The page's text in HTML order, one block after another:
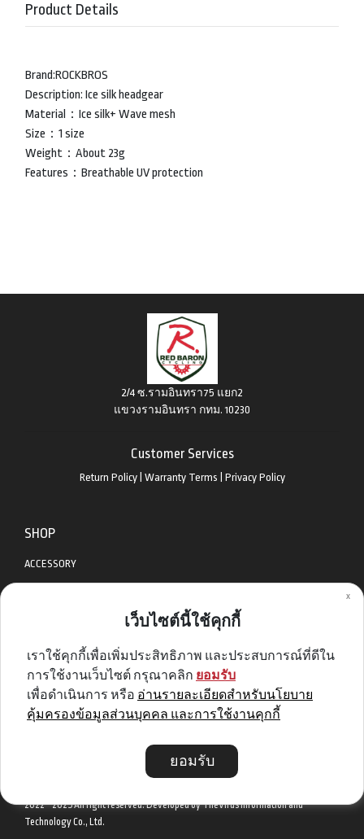
x
เว็บไซต์นี้ใช้คุกกี้
เราใช้คุกกี้เพื่อเพิ่มประสิทธิภาพ และประสบการณ์ที่ดีใน
การใช้งานเว็บไซต์ กรุณาคลิก ยอมรับ
เพื่อดำเนินการ หรือ อ่านรายละเอียดสำหรับนโยบาย
คุ้มครองข้อมูลส่วนบุคคล และการใช้งานคุกกี้
ยอมรับ
Product Details
Brand:ROCKBROS
Description: Ice silk headgear
Material：Ice silk+ Wave mesh
Size：1 size
Weight：About 23g
Features：Breathable UV protection
2/4 ซ.รามอินทรา75 แยก2
แขวงรามอินทรา กทม. 10230
Customer Services
Return Policy| Warranty Terms Privacy Policy
SHOP
ACCESSORY
DIABLO BIKE
GET SPECIAL DEAL & OFFERS
Sign me up
2022 - 2025 All right reserved. Developed by TheVirus Information and
Technology Co., Ltd.